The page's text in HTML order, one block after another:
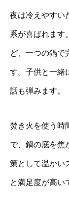
夜は冷えやすい
系が喜ばれます
ど、一つの鍋で
す。子供と一緒
話も弾みます。
焚き火を使う時
で、鍋の底を焦
策として温かい
と満足度が高い